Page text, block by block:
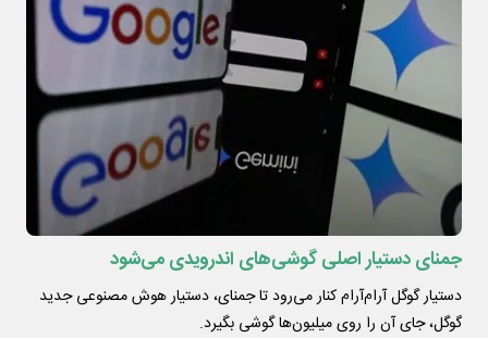
جمنای دستیار اصلی گوشی‌های اندرویدی می‌شود
دستیار گوگل آرام‌آرام کنار می‌رود تا جمنای، دستیار هوش مصنوعی جدید
گوگل، جای آن را روی میلیون‌ها گوشی بگیرد.